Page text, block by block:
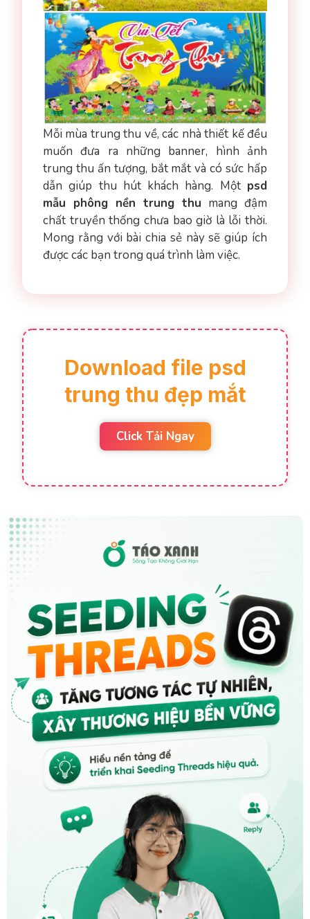
Mỗi mùa trung thu về, các nhà thiết kế đều
muốn đưa ra những banner, hình ảnh
trung thu ấn tượng, bắt mắt và có sức hấp
dẫn giúp thu hút khách hàng. Một psd
mẫu phông nền trung thu mang đậm
chất truyền thống chưa bao giờ là lỗi thời.
Mong rằng với bài chia sẻ này sẽ giúp ích
được các bạn trong quá trình làm việc.
Download file psd
trung thu đẹp mắt
Click Tải Ngay